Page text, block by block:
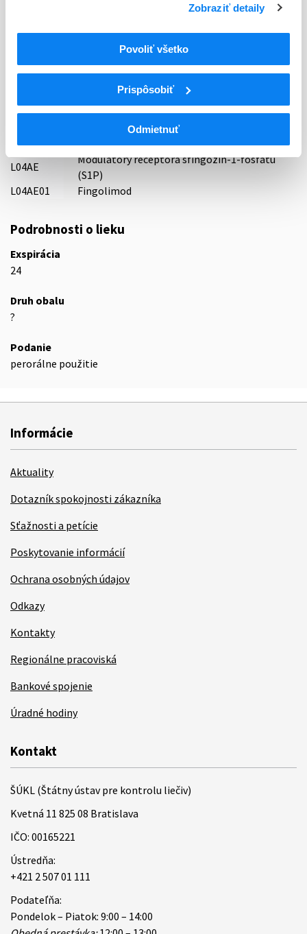
Zobraziť detaily
Povoliť všetko
Prispôsobiť
Odmietnuť
59 - IMMUNOPRAEPARATA
Cytostatiká a imunomodulátory
Imunosupresíva (zmena WHO)
L04A
Imunosupresíva (zmena WHO)
L04AE
Modulátory receptora sfingozín-1-fosfátu
(S1P)
L04AE01
Fingolimod
Podrobnosti o lieku
Exspirácia
24
Druh obalu
?
Podanie
perorálne použitie
Informácie
Aktuality
Dotazník spokojnosti zákazníka
Sťažnosti a petície
Poskytovanie informácií
Ochrana osobných údajov
Odkazy
Kontakty
Regionálne pracoviská
Bankové spojenie
Úradné hodiny
Kontakt
ŠÚKL (Štátny ústav pre kontrolu liečiv)
Kvetná 11 825 08 Bratislava
IČO: 00165221
Ústredňa:
+421 2 507 01 111
Podateľňa:
Pondelok – Piatok: 9:00 – 14:00